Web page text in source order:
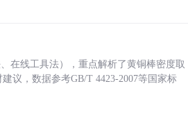
在线工具法），重点解析了黄铜棒密度取
议，数据参考GB/T 4423-2007等国家标